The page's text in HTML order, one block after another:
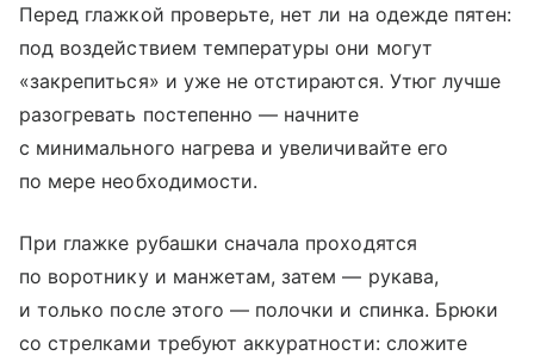
Перед глажкой проверьте, нет ли на одежде пятен:
под воздействием температуры они могут
«закрепиться» и уже не отстираются. Утюг лучше
разогревать постепенно — начните
с минимального нагрева и увеличивайте его
по мере необходимости.
​При глажке рубашки сначала проходятся
по воротнику и манжетам, затем — рукава,
и только после этого — полочки и спинка. Брюки
со стрелками требуют аккуратности: сложите